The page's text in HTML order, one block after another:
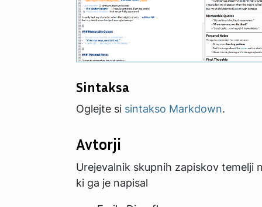
Sintaksa
Oglejte si sintakso Markdown.
Avtorji
Urejevalnik skupnih zapiskov temelji
ki ga je napisal